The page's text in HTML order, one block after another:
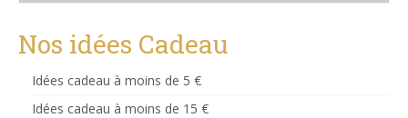
Nos idées Cadeau
Idées cadeau à moins de 5 €
Idées cadeau à moins de 15 €